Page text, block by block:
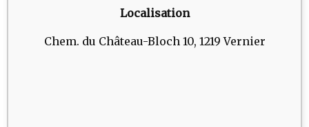
Localisation
Chem. du Château-Bloch 10, 1219 Vernier